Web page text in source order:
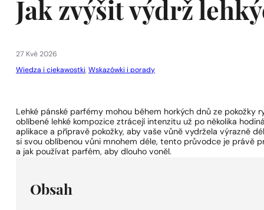
Jak zvýšit výdrž
27 Kvě 2026
Wiedza i ciekawostki,Wskazówki i porady
Lehké pánské parfémy mohou během horkých dnů ze
oblíbené lehké kompozice ztrácejí intenzitu už po několika
aplikace a přípravě pokožky, aby vaše vůně vydržela výrazně
si svou oblíbenou vůni mnohem déle, tento průvodce je právě
a jak používat parfém, aby dlouho voněl.
Obsah